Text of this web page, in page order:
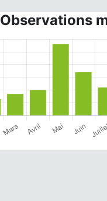
Observations